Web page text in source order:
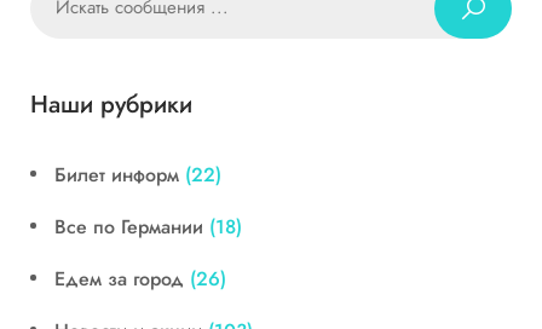
Наши рубрики
Билет информ (22)
Все по Германии (18)
Едем за город (26)